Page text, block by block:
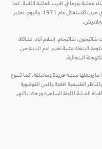
بورما في الحرب العالمية الثانية. كما
شهدت المدينة أيضاً إعلان استقلال بنجلاديش عن باكستان في حرب الاستقلال عام 1971. واليوم، تعتبر
شاتيجام، إسلام آباد، تشاتالا،
وفي عام 2018، قررت الحكومة البنغلاديشية تغيير اسم المدينة من
البنغالية.
يجعلها مدينة فريدة ومختلفة. كما تتنوع
الطبيعية الخلابة والمدن الفوضوية
القبلية الملونة الساحرة ورحلات النهر